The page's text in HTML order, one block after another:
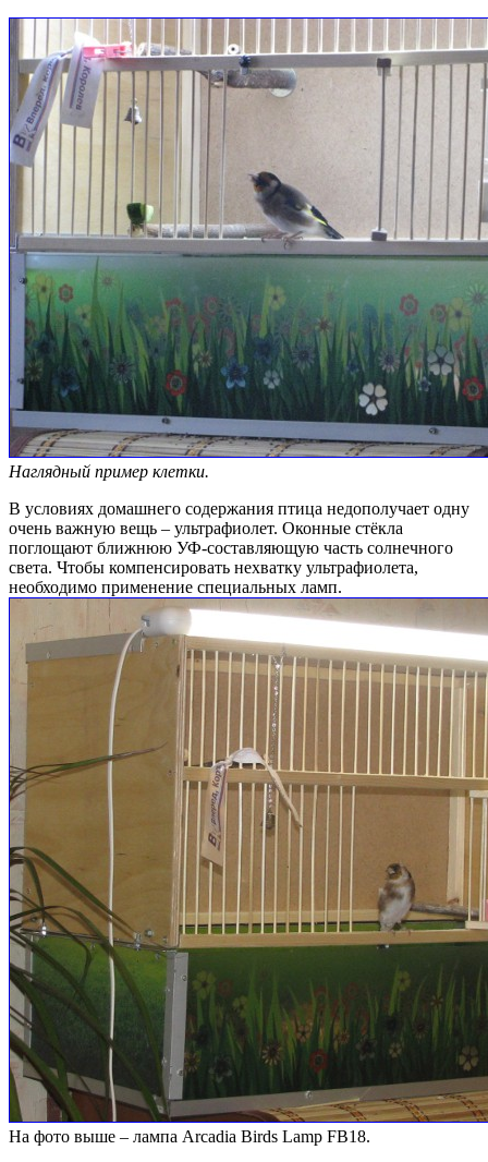
Наглядный пример клетки.
В условиях домашнего содержания птица недополучает одну
очень важную вещь – ультрафиолет. Оконные стёкла
поглощают ближнюю УФ-составляющую часть солнечного
света. Чтобы компенсировать нехватку ультрафиолета,
необходимо применение специальных ламп.
На фото выше – лампа Arcadia Birds Lamp FB18.